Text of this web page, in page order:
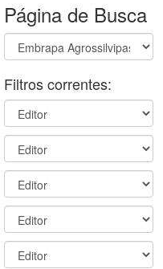
Página de Busca
Filtros correntes: